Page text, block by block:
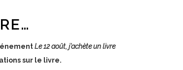
Le 12 août, j’achète un livre
sur le livre.